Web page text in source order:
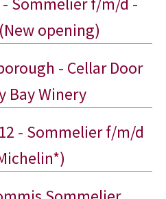
opening)
- Cellar Door
Bay Winery
- Sommelier f/m/d